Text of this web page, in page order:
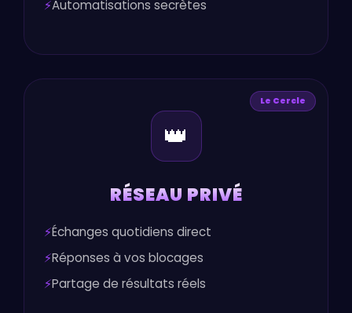
Automatisations secrètes
Le Cercle
👑
RÉSEAU PRIVÉ
Échanges quotidiens direct
Réponses à vos blocages
Partage de résultats réels